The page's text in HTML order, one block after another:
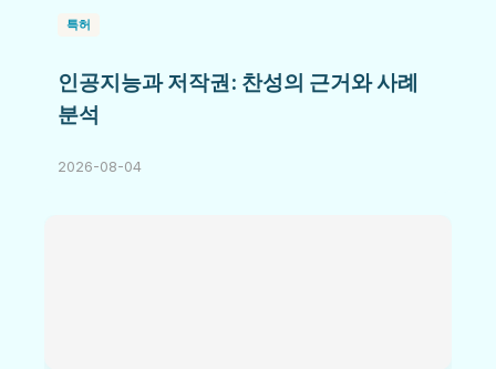
특허
인공지능과 저작권: 찬성의 근거와 사례
분석
2026-08-04